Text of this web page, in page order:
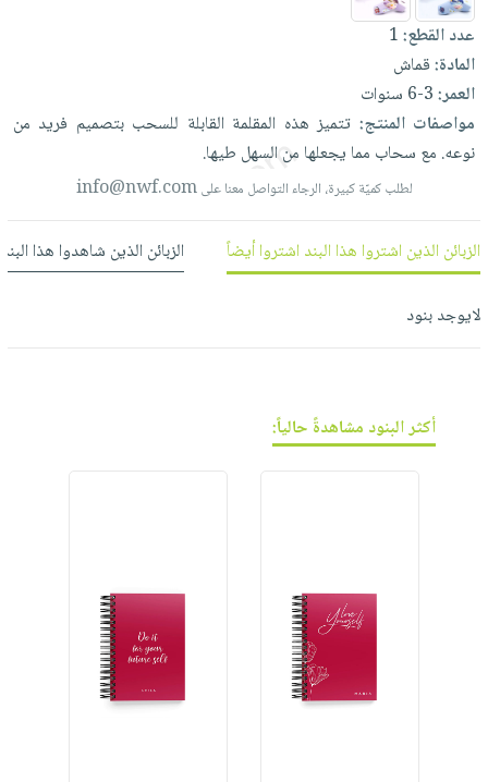
العناية
بالأسنان
الحمية
والتغذية
أدوات
المائدة
الأوعية
والتخزين
أدوات
الأكثر
مبيعاً
العودة
للمدارس
اكسسوارات
كتب
اكسسوارات
اكسسوارات
مطرزات
عناية
شحن
مجاني
بنود
مختارة
اشتراكات
كل
الاشتراكات
القراءة
بلا
حدود
وفرات
سياسة
الشركة
لائحة
الأمنيات
عدد القطع:1
المادة:قماش
العمر:3-6 سنوات
مواصفات المنتج: تتميز هذه المقلمة القابلة للسحببتصميم فريد من
نوعه. مع سحاب مما يجعلها من السهل طيها.
لطلب كميّة كبيرة، الرجاء التواصل معنا علىinfo@nwf.com
الزبائن الذين اشتروا هذا البند اشتروا أيضاً الزبائن الذين شاهدوا هذا
لايوجد بنود
أكثر البنود مشاهدةً حالياً: